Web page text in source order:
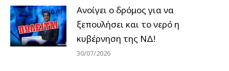
Ανοίγει ο δρόμος για να
ξεπουλήσει και το νερό η
κυβέρνηση της ΝΔ!
30/07/2026